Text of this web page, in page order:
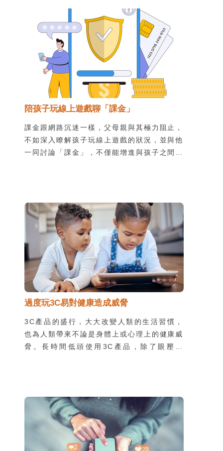
讚，腦部的多巴胺獎賞系統也會被活化！
陪孩子玩線上遊戲聊「課金」
課金跟網路沉迷一樣，父母親與其極力阻止，
不如深入瞭解孩子玩線上遊戲的狀況，並與他
一同討論「課金」，不僅能增進與孩子之間的
過度玩3C易對健康造成威脅
3C產品的盛行，大大改變人類的生活習慣，
也為人類帶來不論是身體上或心理上的健康威
脅。長時間低頭使用3C產品，除了眼壓升
起眼睛的黃斑部病變，嚴重影響視力，造成不
可逆的傷害。